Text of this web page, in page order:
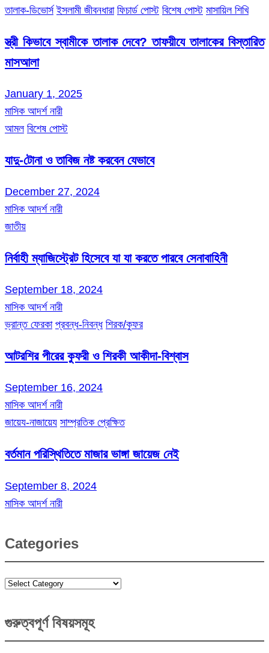
তালাক-ডিভোর্স ইসলামী জীবনধারা ফিচার্ড পোস্ট বিশেষ পোস্ট মাসায়িল শিখি
স্ত্রী কিভাবে স্বামীকে তালাক দেবে? তাফয়ীযে তালাকের বিস্তারিত
মাসআলা
January 1, 2025
মাসিক আদর্শ নারী
আমল বিশেষ পোস্ট
যাদু-টোনা ও তাবিজ নষ্ট করবেন যেভাবে
December 27, 2024
মাসিক আদর্শ নারী
জাতীয়
নির্বাহী ম্যাজিস্ট্রেট হিসেবে যা যা করতে পারবে সেনাবাহিনী
September 18, 2024
মাসিক আদর্শ নারী
ভ্রান্ত ফেরকা প্রবন্ধ-নিবন্ধ শিরক/কুফর
আটরশির পীরের কুফরী ও শিরকী আকীদা-বিশ্বাস
September 16, 2024
মাসিক আদর্শ নারী
জায়েয-নাজায়েয সাম্প্রতিক প্রেক্ষিত
বর্তমান পরিস্থিতিতে মাজার ভাঙ্গা জায়েজ নেই
September 8, 2024
মাসিক আদর্শ নারী
Categories
Categories
গুরুত্বপূর্ণ বিষয়সমূহ